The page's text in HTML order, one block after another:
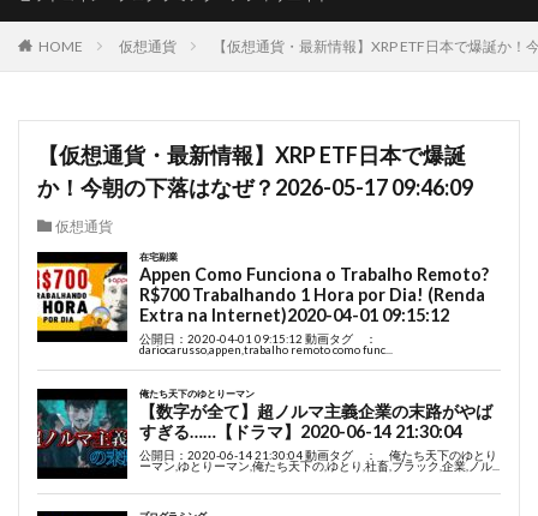
HOME 仮想通貨 【仮想通貨・最新情報】XRP ETF日本で爆誕か
【仮想通貨・最新情報】XRP ETF日本で爆誕
か！今朝の下落はなぜ？2026-05-17 09:46:09
仮想通貨